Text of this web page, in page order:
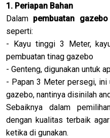
1. Periapan Bahan
Dalam pembuatan gazebo
seperti:
- Kayu tinggi 3 Meter,
pembuatan tinag gazebo
- Genteng, digunakan untuk
- Papan 3 Meter persegi, ini
gazebo, nantinya disinilah
Sebaiknya dalam
dengan kualitas terbaik
ketika di gunakan.